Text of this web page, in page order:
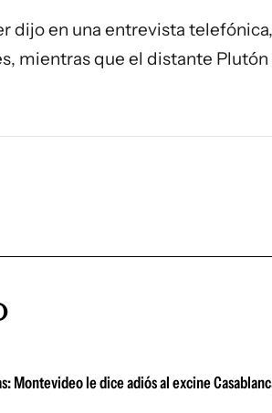
dijo en una entrevista
mientras que el distante
Montevideo le dice adiós al excine